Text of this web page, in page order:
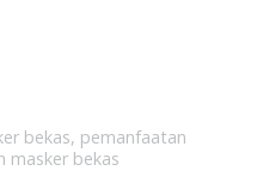
bekas, pemanfaatan
masker bekas